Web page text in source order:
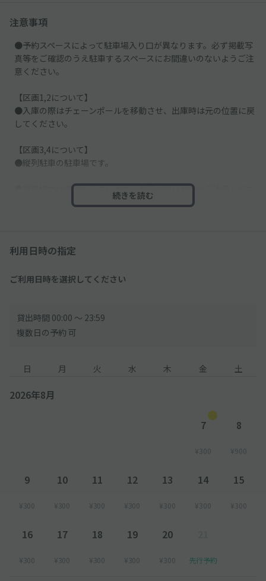
注意事項
●予約スペースによって駐車場入り口が異なります。必ず掲載写
真等をご確認のうえ駐車するスペースにお間違いのないようご注
意ください。
【区画1,2について】
●入庫の際はチェーンポールを移動させ、出庫時は元の位置に戻
してください。
【区画3,4について】
●縦列駐車の駐車場です。
●駐車場内に傾斜がございます。車高が低いお車はご注意くださ
画をご利用ください。
続きを読む
利用日時の指定
ご利用日時を選択してください
貸出時間 00:00 〜 23:59
複数日の予約 可
日 月 火 水 木 金 土
2026年8月
7
¥300
8
¥900
9
¥300
10
¥300
11
¥300
12
¥300
13
¥300
14
¥300
15
¥300
16
¥300
17
¥300
18
¥300
19
¥300
20
¥300 先行予約